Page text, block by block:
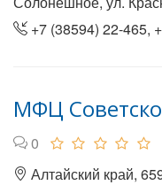
+7 (38594) 22-465,
МФЦ
0
Алтайский край,